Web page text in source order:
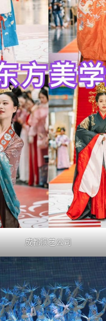
成都演艺公司